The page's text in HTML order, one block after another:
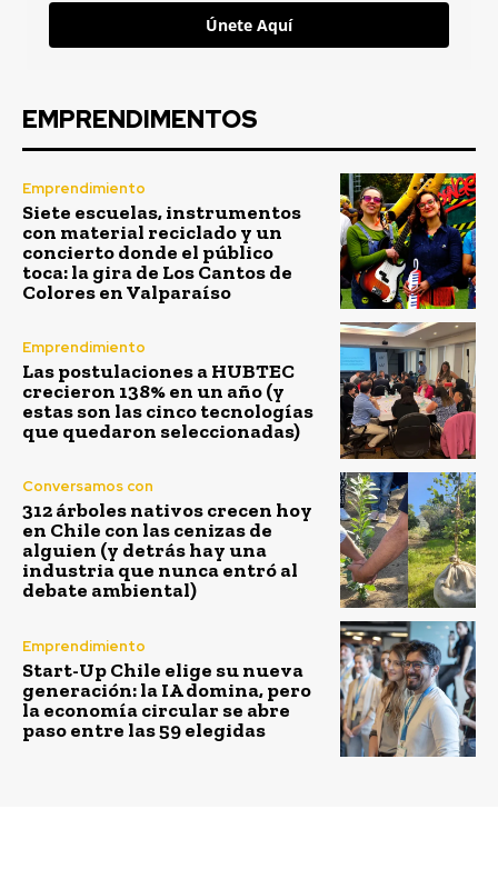
Únete Aquí
EMPRENDIMENTOS
Emprendimiento
Siete escuelas, instrumentos
con material reciclado y un
concierto donde el público
toca: la gira de Los Cantos de
Colores en Valparaíso
Emprendimiento
Las postulaciones a HUBTEC
crecieron 138% en un año (y
estas son las cinco tecnologías
que quedaron seleccionadas)
Conversamos con
312 árboles nativos crecen hoy
en Chile con las cenizas de
alguien (y detrás hay una
industria que nunca entró al
debate ambiental)
Emprendimiento
Start-Up Chile elige su nueva
generación: la IA domina, pero
la economía circular se abre
paso entre las 59 elegidas